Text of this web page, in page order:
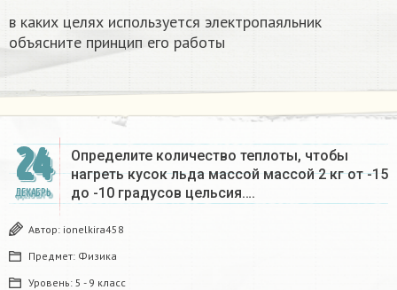
в каких целях используется электропаяльник
объясните принцип его работы​
24
ДЕКАБРЬ
Определите количество теплоты, чтобы
нагреть кусок льда массой массой 2 кг от -15
до -10 градусов цельсия….
Автор: ionelkira458
Предмет: Физика
Уровень: 5 - 9 класс